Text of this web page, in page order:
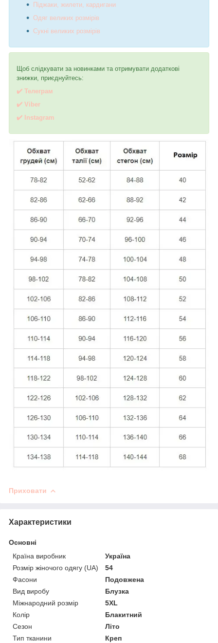
Піджаки, жилети, кардигани
Одяг великих розмірів
Сукні великих розмірів
Щоб слідкувати за новинками та отримувати додаткові
знижки, приєднуйтесь:
✔️ Телеграм
✔️ Viber
✔️ Instagram
Приховати
Характеристики
Основні
Країна виробник
Україна
Розмір жіночого одягу (UA)
54
Фасони
Подовжена
Вид виробу
Блузка
Міжнародний розмір
5XL
Колір
Блакитний
Сезон
Літо
Тип тканини
Креп